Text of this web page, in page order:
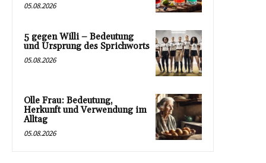
05.08.2026
5 gegen Willi – Bedeutung
und Ursprung des Sprichworts
05.08.2026
Olle Frau: Bedeutung,
Herkunft und Verwendung im
Alltag
05.08.2026